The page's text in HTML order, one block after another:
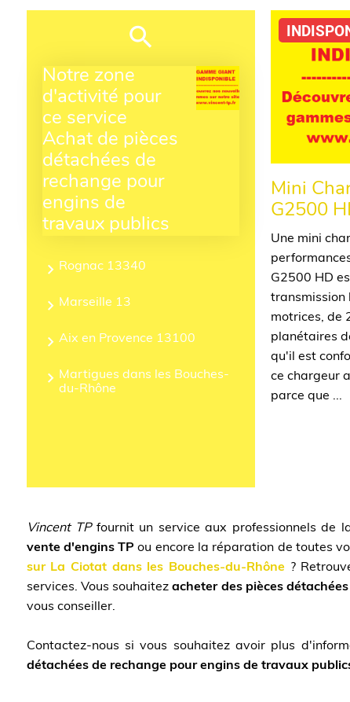
Notre zone
d'activité pour
ce service
Achat de pièces
détachées de
rechange pour
engins de
travaux publics
Rognac 13340
Marseille 13
Aix en Provence 13100
Martigues dans les Bouches-
du-Rhône
Mini
G2500
Une mini
G2500 HD
transmission
motrices, de
planétaires
qu'il est
ce chargeur
parce que ...
Vincent TPfournit un service aux professionnels de
vente d'engins TP ou encore la réparation de toutes
sur La Ciotat dans les Bouches-du-Rhône ?
services. Vous souhaitezacheter des pièces détachées
vous conseiller.
Contactez-nous si vous souhaitez avoir plus
détachées de rechange pour engins de travaux